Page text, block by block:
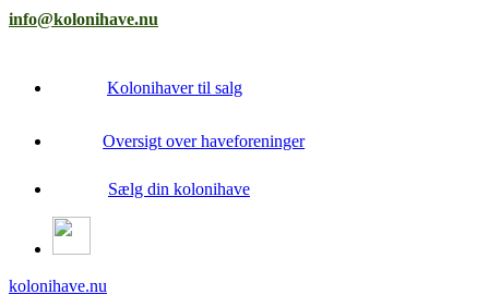
info@kolonihave.nu
Kolonihaver til salg
Oversigt over haveforeninger
Sælg din kolonihave
kolonihave.nu